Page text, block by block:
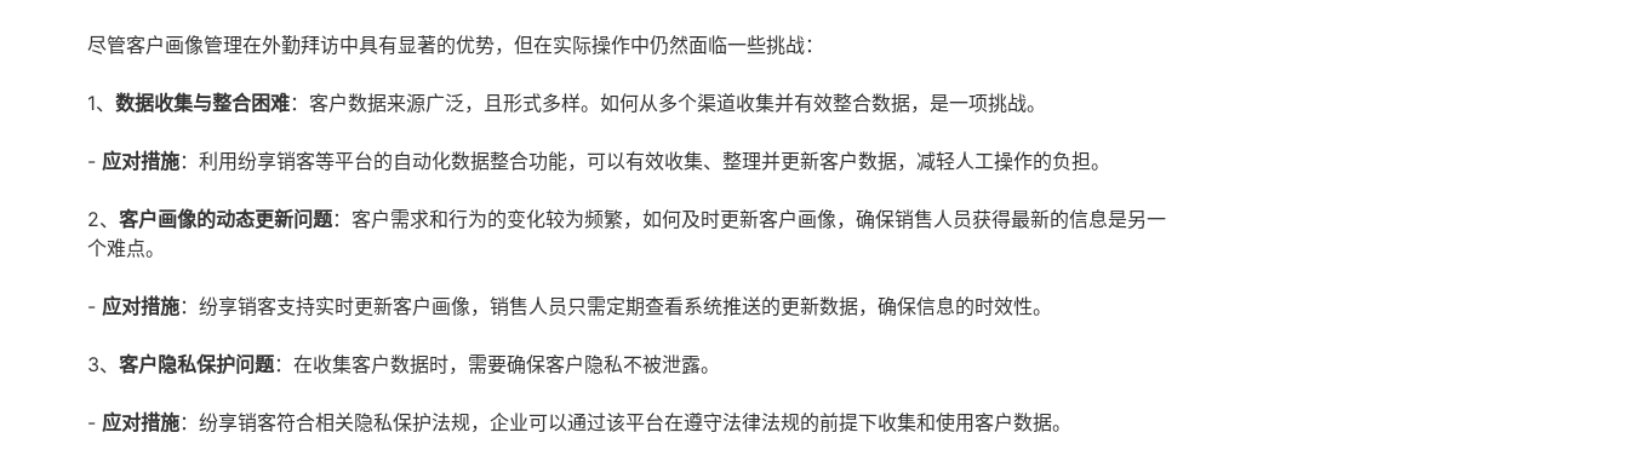
尽管客户画像管理在外勤拜访中具有显著的优势，但在实际操作中仍然面临一些挑战：
1、 数据收集与整合困难：客户数据来源广泛，且形式多样。如何从多个渠道收集并有效整合数据，是一项挑战。
- 应对措施：利用纷享销客等平台的自动化数据整合功能，可以有效收集、整理并更新客户数据，减轻人工操作的负担。
2、 客户画像的动态更新问题：客户需求和行为的变化较为频繁，如何及时更新客户画像，确保销售人员获得最新的信息是另一
个难点。
- 应对措施：纷享销客支持实时更新客户画像，销售人员只需定期查看系统推送的更新数据，确保信息的时效性。
3、 客户隐私保护问题：在收集客户数据时，需要确保客户隐私不被泄露。
- 应对措施：纷享销客符合相关隐私保护法规，企业可以通过该平台在遵守法律法规的前提下收集和使用客户数据。